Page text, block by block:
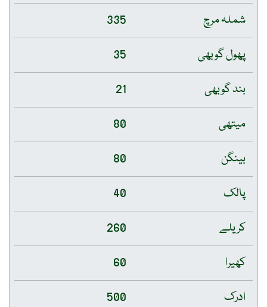
شملہ مرچ
335
پھول گوبھی
35
بند گوبھی
21
میتھی
80
بینگن
80
پالک
40
کریلے
260
کھیرا
60
ادرک
500